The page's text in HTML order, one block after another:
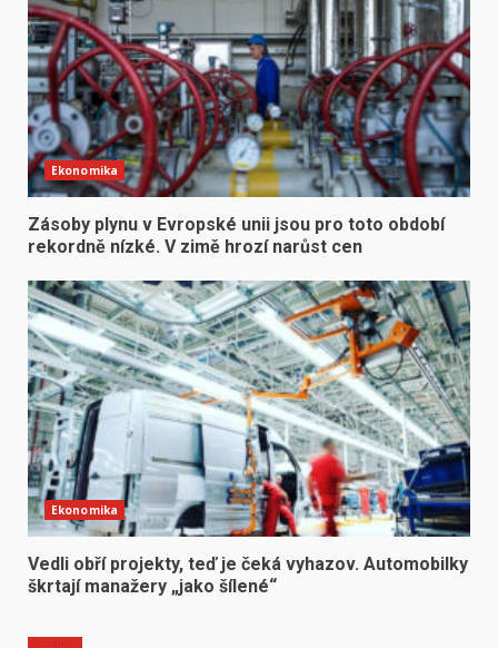
Ekonomika
Zásoby plynu v Evropské unii jsou pro toto období
rekordně nízké. V zimě hrozí narůst cen
Ekonomika
Vedli obří projekty, teď je čeká vyhazov. Automobilky
škrtají manažery „jako šílené“